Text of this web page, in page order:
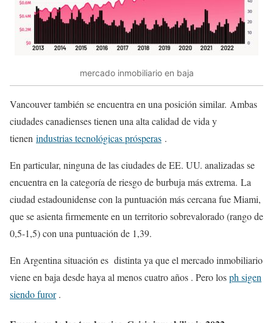
mercado inmobiliario en baja
Vancouver también se encuentra en una posición similar. Ambas
ciudades canadienses tienen una alta calidad de vida y
tienen industrias tecnológicas prósperas .
En particular, ninguna de las ciudades de EE. UU. analizadas se
encuentra en la categoría de riesgo de burbuja más extrema. La
ciudad estadounidense con la puntuación más cercana fue Miami,
que se asienta firmemente en un territorio sobrevalorado (rango de
0,5-1,5) con una puntuación de 1,39.
En Argentina situación es distinta ya que el mercado inmobiliario
viene en baja desde haya al menos cuatro años . Pero losph sigen
siendo furor.